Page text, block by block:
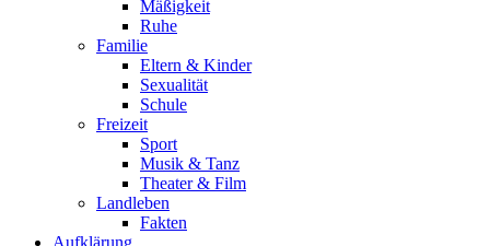
Mäßigkeit
Ruhe
Familie
Eltern & Kinder
Sexualität
Schule
Freizeit
Sport
Musik & Tanz
Theater & Film
Landleben
Fakten
Aufklärung